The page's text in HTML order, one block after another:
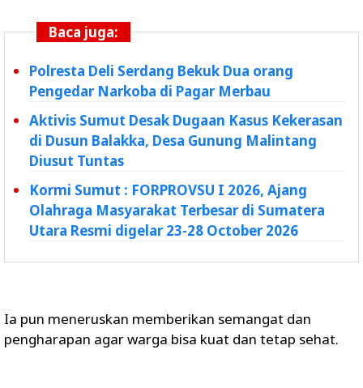
Baca juga:
Polresta Deli Serdang Bekuk Dua orang
Pengedar Narkoba di Pagar Merbau
Aktivis Sumut Desak Dugaan Kasus Kekerasan
di Dusun Balakka, Desa Gunung Malintang
Diusut Tuntas
Kormi Sumut : FORPROVSU I 2026, Ajang
Olahraga Masyarakat Terbesar di Sumatera
Utara Resmi digelar 23-28 October 2026
Ia pun meneruskan memberikan semangat dan
pengharapan agar warga bisa kuat dan tetap sehat.